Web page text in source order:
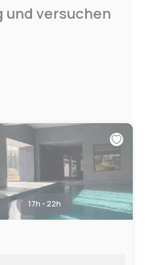
und versuchen
17h - 22h